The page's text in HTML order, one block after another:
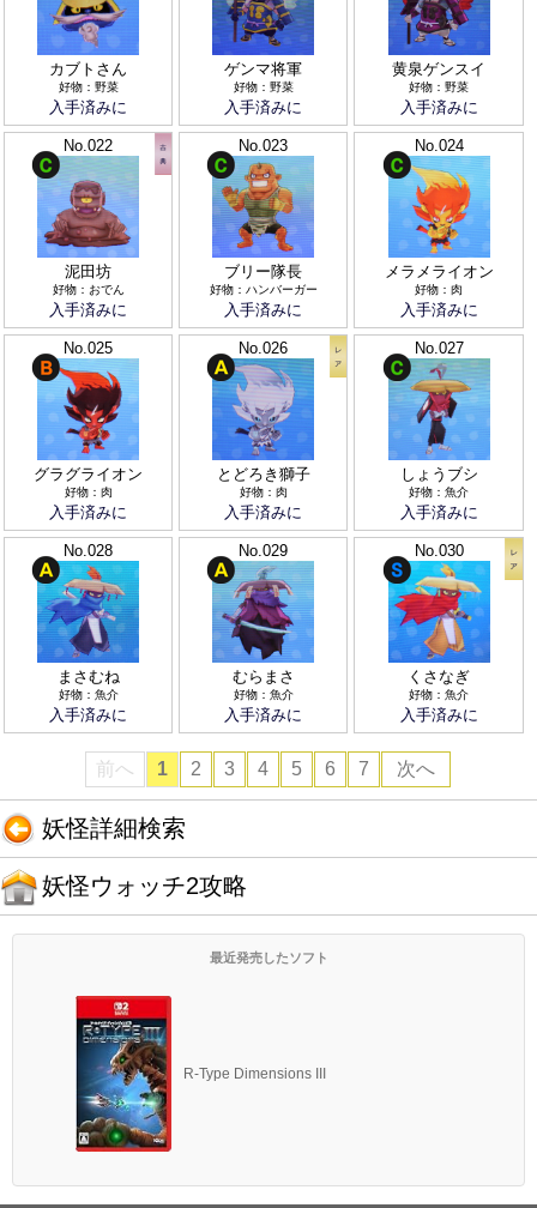
カブトさん
好物：野菜
入手済みに
ゲンマ将軍
好物：野菜
入手済みに
黄泉ゲンスイ
好物：野菜
入手済みに
No.022
泥田坊
好物：おでん
入手済みに
No.023
ブリー隊長
好物：ハンバーガー
入手済みに
No.024
メラメライオン
好物：肉
入手済みに
No.025
グラグライオン
好物：肉
入手済みに
No.026
とどろき獅子
好物：肉
入手済みに
No.027
しょうブシ
好物：魚介
入手済みに
No.028
まさむね
好物：魚介
入手済みに
No.029
むらまさ
好物：魚介
入手済みに
No.030
くさなぎ
好物：魚介
入手済みに
前へ 1 2 3 4 5 6 7 次へ
妖怪詳細検索
妖怪ウォッチ2攻略
最近発売したソフト
R-Type Dimensions III